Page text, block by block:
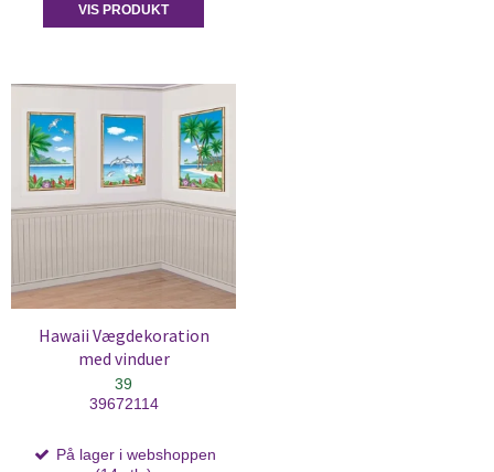
VIS PRODUKT
Hawaii Vægdekoration
med vinduer
39
39672114
På lager i webshoppen